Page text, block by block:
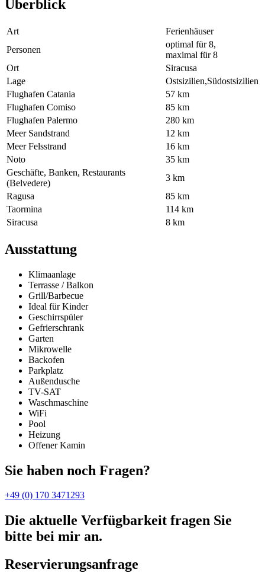
Überblick
Art
Ferienhäuser
Personen
optimal für 8,
maximal für 8
Ort
Siracusa
Lage
Ostsizilien,Südostsizilien
Flughafen Catania
57 km
Flughafen Comiso
85 km
Flughafen Palermo
280 km
Meer Sandstrand
12 km
Meer Felsstrand
16 km
Noto
35 km
Geschäfte, Banken, Restaurants
(Belvedere)
3 km
Ragusa
85 km
Taormina
114 km
Siracusa
8 km
Ausstattung
Klimaanlage
Terrasse / Balkon
Grill/Barbecue
Ideal für Kinder
Geschirrspüler
Gefrierschrank
Garten
Mikrowelle
Backofen
Parkplatz
Außendusche
TV-SAT
Waschmaschine
WiFi
Pool
Heizung
Offener Kamin
Sie haben noch Fragen?
+49 (0) 170 3471293
Die aktuelle Verfügbarkeit fragen Sie
bitte bei mir an.
Reservierungsanfrage